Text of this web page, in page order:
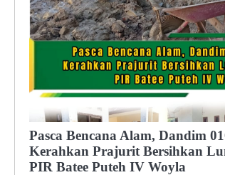
Pasca Bencana Alam, Dandim
Kerahkan Prajurit Bersihkan
PIR Batee Puteh IV Woyla